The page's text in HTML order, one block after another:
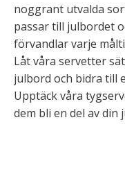
noggrant utvalda
passar till julbordet
förvandlar varje
Låt våra servetter
julbord och bidra till
Upptäck våra
dem bli en del av